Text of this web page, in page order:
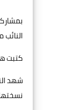
بمشاركة ١٠ آلاف من أبناء
كتبت
شهد